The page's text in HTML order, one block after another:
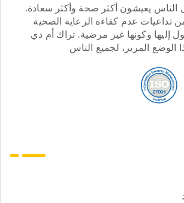
يعيشون أكثر صحة وأكثر سعادة.
تداعيات عدم كفاءة الرعاية الصحية
إليها وكونها غير مرضية. تراك أم دي
المرير، لجميع الناس